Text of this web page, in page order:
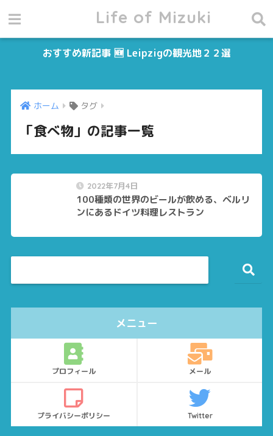
Life of Mizuki
おすすめ新記事 🆕 Leipzigの観光地２２選
ホーム タグ
「食べ物」の記事一覧
2022年7月4日
100種類の世界のビールが飲める、ベルリ
ンにあるドイツ料理レストラン
メニュー
プロフィール メール
プライバシーポリシー Twitter